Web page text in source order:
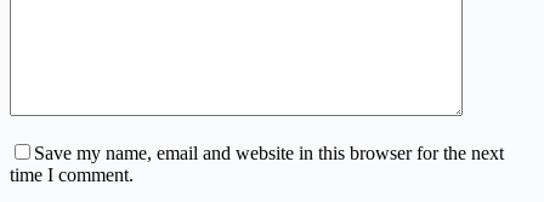
Save my name, email and website in this browser for the next
time I comment.